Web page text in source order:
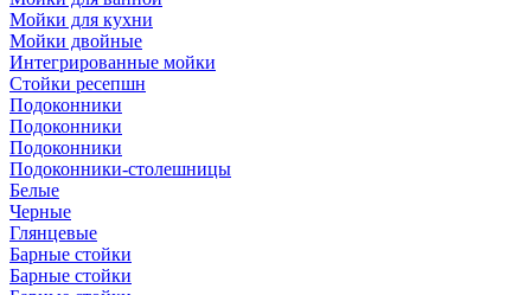
Мойки для кухни
Мойки двойные
Интегрированные мойки
Стойки ресепшн
Подоконники
Подоконники
Подоконники
Подоконники-столешницы
Белые
Черные
Глянцевые
Барные стойки
Барные стойки